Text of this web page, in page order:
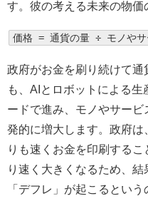
す。彼の考える未来の物価
価格 = 通貨の量 ÷ モノやサ
政府がお金を刷り続けて
も、AIとロボットによる
ードで進み、モノやサー
発的に増大します。政府は
りも速くお金を印刷する
り速く大きくなるため、
「デフレ」が起こるという